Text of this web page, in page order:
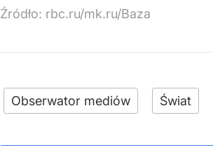
Źródło: rbc.ru/mk.ru/Baza
Obserwator mediów Świat